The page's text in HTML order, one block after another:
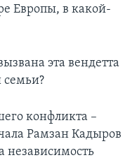
Европы, в какой-
эта вендетта
семьи?
конфликта –
Рамзан Кадыров
независимость